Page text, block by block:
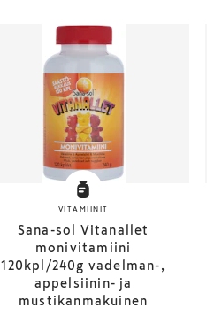
VITAMIINIT
Sana-sol Vitanallet
monivitamiini
120kpl/240g vadelman-,
appelsiinin- ja
mustikanmakuinen